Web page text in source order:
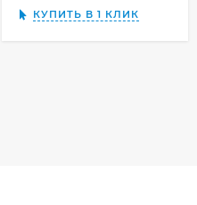
КУПИТЬ В 1 КЛИК